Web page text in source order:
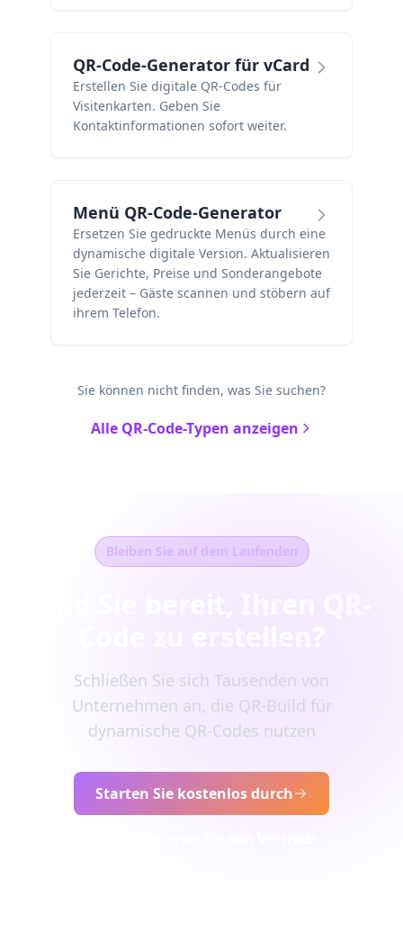
QR-Code-Generator für vCard
Erstellen Sie digitale QR-Codes für
Visitenkarten. Geben Sie
Kontaktinformationen sofort weiter.
Menü QR-Code-Generator
Ersetzen Sie gedruckte Menüs durch eine
dynamische digitale Version. Aktualisieren
Sie Gerichte, Preise und Sonderangebote
jederzeit – Gäste scannen und stöbern auf
ihrem Telefon.
Sie können nicht finden, was Sie suchen?
Alle QR-Code-Typen anzeigen
Bleiben Sie auf dem Laufenden
Schließen Sie sich Tausenden von
Unternehmen an, die QR-Build für
dynamische QR-Codes nutzen
Starten Sie kostenlos durch